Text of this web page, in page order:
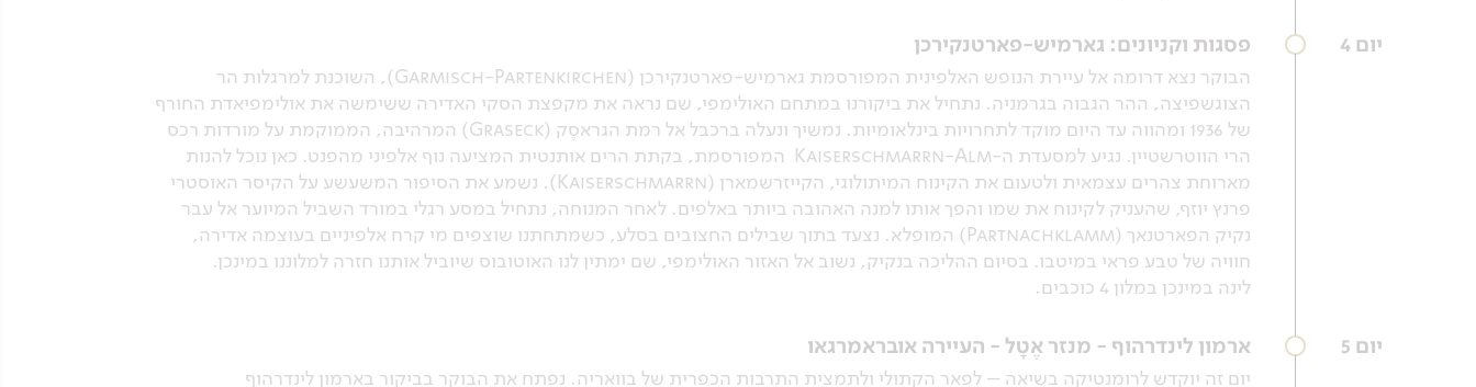
יום 4 פסגות וקניונים: גארמיש-פארטנקירכן
הבוקר נצא דרומה אל עיירת הנופש האלפינית המפורסמת גארמיש-פארטנקירכן (Garmisch-Partenkirchen), השוכנת למרגלות הר
הצוגשפיצה, ההר הגבוה בגרמניה. נתחיל את ביקורנו במתחם האולימפי, שם נראה את מקפצת הסקי האדירה ששימשה את אולימפיאדת החורף
של 1936 ומהווה עד היום מוקד לתחרויות בינלאומיות. נמשיך ונעלה ברכבל אל רמת הגראסֶק (Graseck) המרהיבה, הממוקמת על מורדות רכס
הרי הווטרשטיין. נגיע למסעדת ה-Kaiserschmarrn-Alm המפורסמת, בקתת הרים אותנטית המציעה נוף אלפיני מהפנט. כאן נוכל להנות
מארוחת צהרים עצמאית ולטעום את הקינוח המיתולוגי, הקייזרשמארן (Kaiserschmarrn). נשמע את הסיפור המשעשע על הקיסר האוסטרי
פרנץ יוזף, שהעניק לקינוח את שמו והפך אותו למנה האהובה ביותר באלפים. לאחר המנוחה, נתחיל במסע רגלי במורד השביל המיוער אל עבר
נקיק הפארטנאך (Partnachklamm) המופלא. נצעד בתוך שבילים החצובים בסלע, כשמתחתנו שוצפים מי קרח אלפיניים בעוצמה אדירה,
חוויה של טבע פראי במיטבו. בסיום ההליכה בנקיק, נשוב אל האזור האולימפי, שם ימתין לנו האוטובוס שיוביל אותנו חזרה למלוננו במינכן.
לינה במינכן במלון 4 כוכבים.
יום 5 ארמון לינדרהוף - מנזר אֶטָל - העיירה אובראמרגאו
יום זה יוקדש לרומנטיקה בשיאה – לפאר הקתולי ולתמצית התרבות הכפרית של בוואריה. נפתח את הבוקר בביקור בארמון לינדרהוף